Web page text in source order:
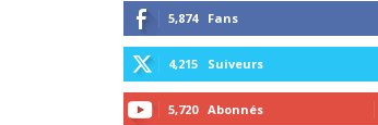
5,874 Fans
4,215 Suiveurs
5,720 Abonnés